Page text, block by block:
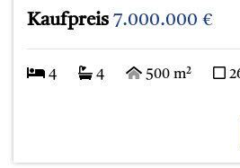
Kaufpreis 7.000.000 €
4 4 500 m²